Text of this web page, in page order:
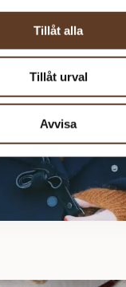
Tillåt alla
Tillåt urval
Avvisa